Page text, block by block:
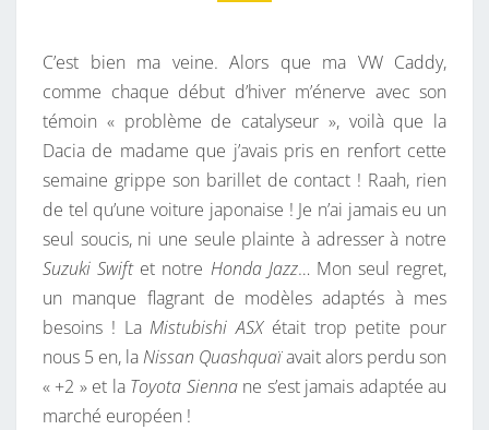
N
L
E
S
À
R
O
U
L
E
T
T
E
A
I
R
E
C’est bien ma veine. Alors que ma VW Caddy,
comme chaque début d’hiver m’énerve avec son
témoin « problème de catalyseur », voilà que la
Dacia de madame que j’avais pris en renfort cette
semaine grippe son barillet de contact ! Raah, rien
de tel qu’une voiture japonaise ! Je n’ai jamais eu un
seul soucis, ni une seule plainte à adresser à notre
Suzuki Swiftet notre Honda Jazz… Mon seul regret,
un manque flagrant de modèles adaptés à mes
besoins ! LaMistubishi ASXétait trop petite pour
nous 5 en, laNissan Quashquaïavait alors perdu son
« +2 » et la Toyota Siennane s’est jamais adaptée au
marché européen !